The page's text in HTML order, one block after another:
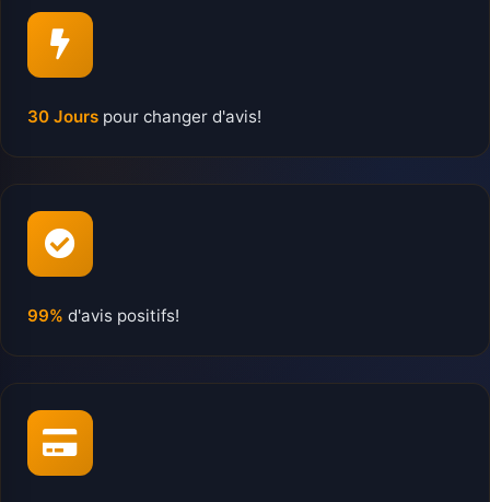
30 Jours pour changer d'avis!
99% d'avis positifs!